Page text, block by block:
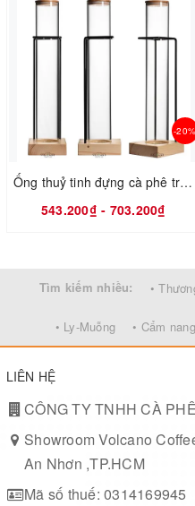
-20%
Ống thuỷ tinh đựng cà phê trưng bày VCN8969 4L cao 625mm và VCN6723 1.3L cao 335mm đế gỗ khung inox 304
543.200₫ - 703.200₫
Tìm kiếm nhiều: •
• Ly-Muỗng • Cẩm
LIÊN HỆ
CÔNG TY TNHH CÀ
Showroom Volcano
An Nhơn ,TP.HCM
Mã số thuế: 0314169945